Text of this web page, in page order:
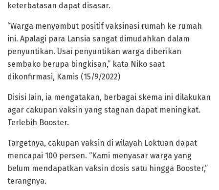
keterbatasan dapat disasar.
“Warga menyambut positif vaksinasi rumah ke rumah
ini. Apalagi para Lansia sangat dimudahkan dalam
penyuntikan. Usai penyuntikan warga diberikan
sembako berupa bingkisan,” kata Niko saat
dikonfirmasi, Kamis (15/9/2022)
Disisi lain, ia mengatakan, berbagai skema ini dilakukan
agar cakupan vaksin yang stagnan dapat meningkat.
Terlebih Booster.
Targetnya, cakupan vaksin di wilayah Loktuan dapat
mencapai 100 persen. “Kami menyasar warga yang
belum mendapatkan vaksin dosis satu hingga Booster,”
terangnya.